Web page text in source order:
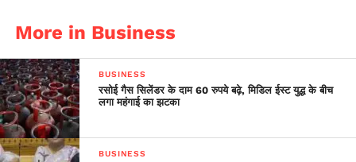
More in Business
BUSINESS
रसोई गैस सिलेंडर के दाम 60 रुपये बढ़े, मिडिल ईस्ट युद्ध के बीच
लगा महंगाई का झटका
BUSINESS